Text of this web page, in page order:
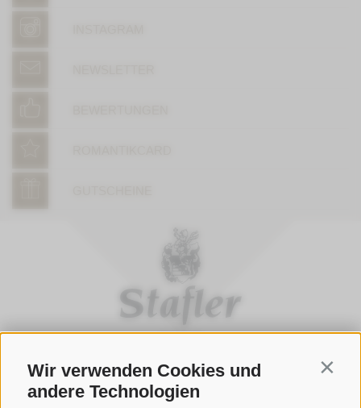
Wir verwenden Cookies und
andere Technologien
ÖFFNUNGSZEITEN GASTHOFSTUBE